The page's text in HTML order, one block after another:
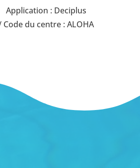
Application : Deciplus
Code du centre : ALOHA